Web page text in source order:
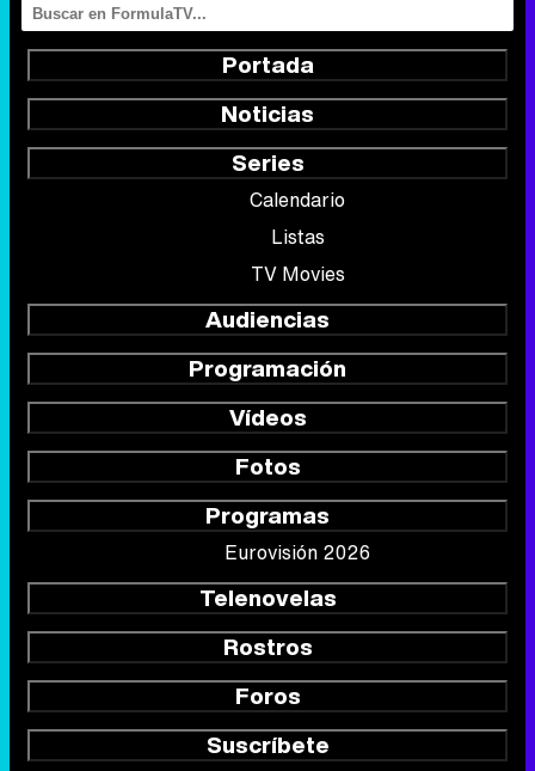
Portada
Noticias
Series
Calendario
Listas
TV Movies
Audiencias
Programación
Vídeos
Fotos
Programas
Eurovisión 2026
Telenovelas
Rostros
Foros
Suscríbete